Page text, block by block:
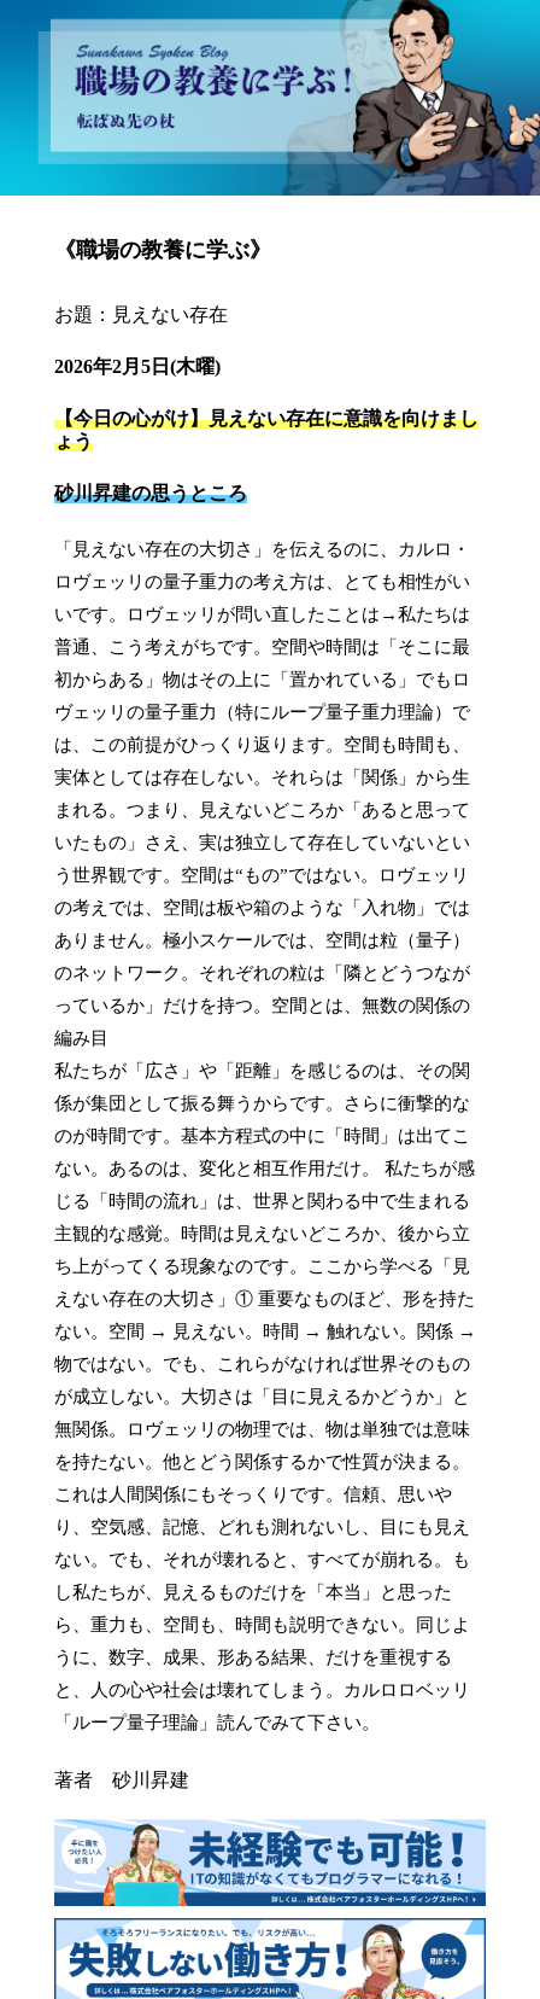
砂川昇建会長ブログ 職場の教養に学ぶ！～転ばぬ先の杖～
《職場の教養に学ぶ》
お題：見えない存在
2026年2月5日(木曜)
【今日の心がけ】見えない存在に意識を向けまし
ょう
砂川昇建の思うところ
「見えない存在の大切さ」を伝えるのに、カルロ・
ロヴェッリの量子重力の考え方は、とても相性がい
いです。ロヴェッリが問い直したことは→私たちは
普通、こう考えがちです。空間や時間は「そこに最
初からある」物はその上に「置かれている」でもロ
ヴェッリの量子重力（特にループ量子重力理論）で
は、この前提がひっくり返ります。空間も時間も、
実体としては存在しない。それらは「関係」から生
まれる。つまり、見えないどころか「あると思って
いたもの」さえ、実は独立して存在していないとい
う世界観です。空間は“もの”ではない。ロヴェッリ
の考えでは、空間は板や箱のような「入れ物」では
ありません。極小スケールでは、空間は粒（量子）
のネットワーク。それぞれの粒は「隣とどうつなが
っているか」だけを持つ。空間とは、無数の関係の
編み目
私たちが「広さ」や「距離」を感じるのは、その関
係が集団として振る舞うからです。さらに衝撃的な
のが時間です。基本方程式の中に「時間」は出てこ
ない。あるのは、変化と相互作用だけ。 私たちが感
じる「時間の流れ」は、世界と関わる中で生まれる
主観的な感覚。時間は見えないどころか、後から立
ち上がってくる現象なのです。ここから学べる「見
えない存在の大切さ」① 重要なものほど、形を持た
ない。空間 → 見えない。時間 → 触れない。関係 →
物ではない。でも、これらがなければ世界そのもの
が成立しない。大切さは「目に見えるかどうか」と
無関係。ロヴェッリの物理では、物は単独では意味
を持たない。他とどう関係するかで性質が決まる。
これは人間関係にもそっくりです。信頼、思いや
り、空気感、記憶、どれも測れないし、目にも見え
ない。でも、それが壊れると、すべてが崩れる。も
し私たちが、見えるものだけを「本当」と思った
ら、重力も、空間も、時間も説明できない。同じよ
うに、数字、成果、形ある結果、だけを重視する
と、人の心や社会は壊れてしまう。カルロロベッリ
「ループ量子理論」読んでみて下さい。
著者 砂川昇建